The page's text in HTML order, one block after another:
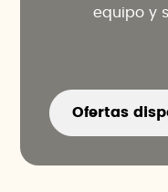
equipo y
Ofertas